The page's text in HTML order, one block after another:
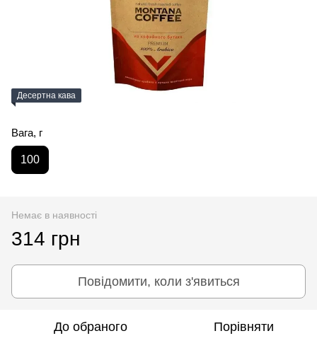
Десертна кава
Вага, г
100
Немає в наявності
314 грн
Повідомити, коли з'явиться
До обраного Порівняти